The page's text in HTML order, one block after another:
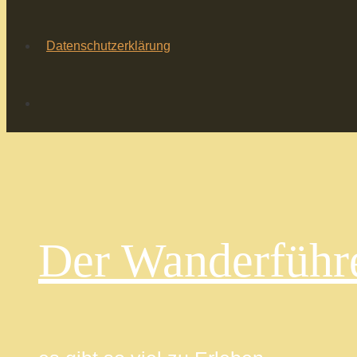
Datenschutzerklärung
Der